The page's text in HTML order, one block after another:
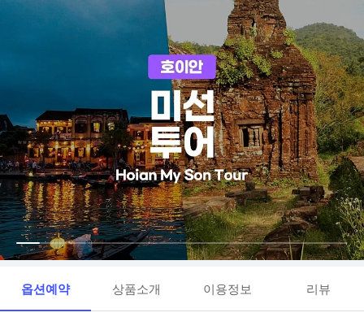
옵션예약 상품소개 이용정보 리뷰